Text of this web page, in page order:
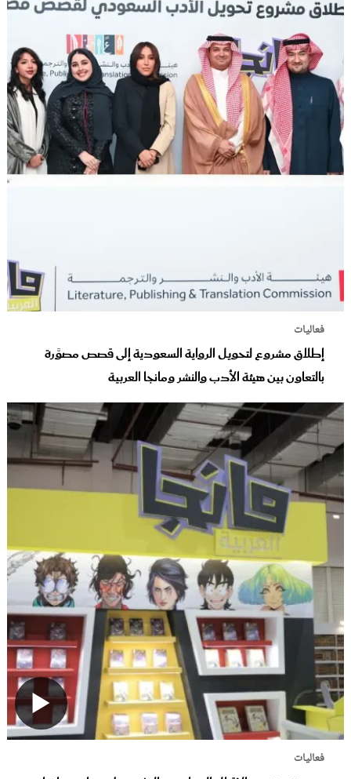
فعاليات
إطلاق مشروع لتحويل الرواية السعودية إلى قصص مصوَّرة
بالتعاون بين هيئة الأدب والنشر ومانجا العربية
فعاليات